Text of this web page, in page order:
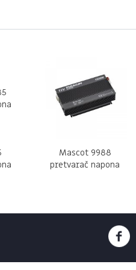
Mascot 9988
pretvarač napona